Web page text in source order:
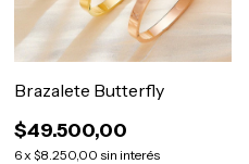
Brazalete Butterfly
$49.500,00
6 x $8.250,00 sin interés